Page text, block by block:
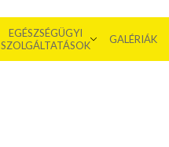
EGÉSZSÉGÜGYI
SZOLGÁLTATÁSOK
GALÉRIÁK